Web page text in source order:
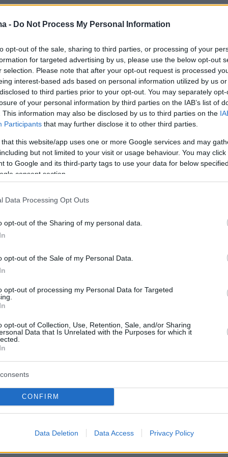
- Do Not Process My Personal Information
opt-out of the sale, sharing to third parties, or processing of your
for targeted advertising by us, please use the below opt-out
selection. Please note that after your opt-out request is processed
interest-based ads based on personal information utilized by us
to third parties prior to your opt-out. You may separately
of your personal information by third parties on the IAB’s list of
This information may also be disclosed by us to third parties on the
Participants that may further disclose it to other third parties.
that this website/app uses one or more Google services and may
but not limited to your visit or usage behaviour. You may
to Google and its third-party tags to use your data for below
consent section.
Data Processing Opt Outs
opt-out of the Sharing of my personal data.
opt-out of the Sale of my Personal Data.
opt-out of processing my Personal Data for Targeted
opt-out of Collection, Use, Retention, Sale, and/or Sharing
Data that Is Unrelated with the Purposes for which it
CONFIRM
Data Deletion Data Access Privacy Policy
είχε ως στόχο τη στρατολόγηση
του φθινοπώρου 133.000.
δεν έχουν σχέση με τους
από 300.000 εφέδρους που στάλθηκαν να
Ουκρανίααπό το φθινόπωρο του 2022
ήδη υπηρετήσει τη στρατιωτική θητεία τους
στο μέτωπο είναιιδιαίτερα
στη Ρωσία, ιδίως μετά τον πρώτο πόλεμο
1996), όπου νέοι άνδρες που
στάλθηκαν να πολεμήσουν και
στο εσωτερικό της χώρας. Ωστόσο, στο
Ουκρανία, έχουν αναφερθεί κατ’
νεοσύλλεκτων που βρέθηκαν στο
του 2024 το Κίεβο ανέφερε ότι αιχμαλώτισε
όταν εξαπέλυσε αιφνιδιαστική επίθεση στη
του Κουρσκ, που συνορεύει με την
ενέκρινε νέο νόμο που διευρύνει τα
στρατολόγησης, από τα 27 στα 30 έτη.
Κεφαλογιάννη – Μάτσας για την επιμέλεια
Δεν αντάλλαξαν ούτε βλέμμα, τι